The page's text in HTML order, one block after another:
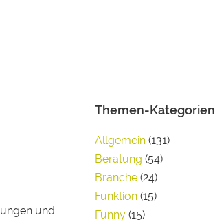
und
Themen-Kategorien
Allgemein (131)
Beratung (54)
Branche (24)
Funktion (15)
Funny (15)